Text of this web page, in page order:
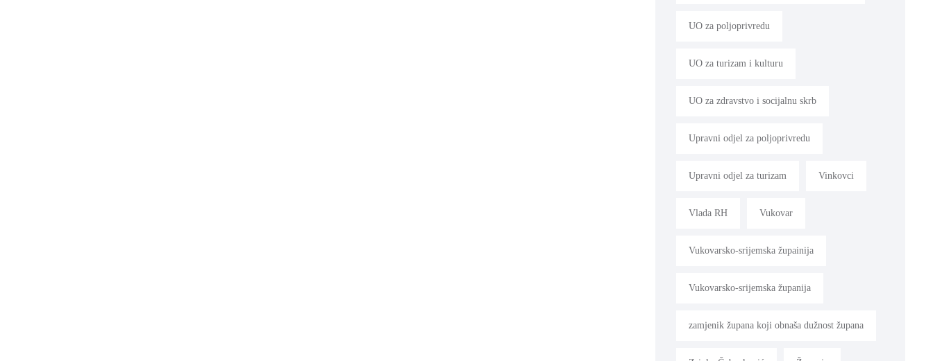
UO za poljoprivredu
UO za turizam i kulturu
UO za zdravstvo i socijalnu skrb
Upravni odjel za poljoprivredu
Upravni odjel za turizam Vinkovci
Vlada RH Vukovar
Vukovarsko-srijemska župainija
Vukovarsko-srijemska županija
zamjenik župana koji obnaša dužnost župana